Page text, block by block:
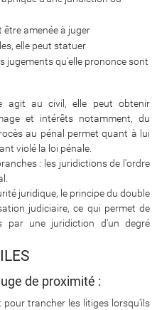
être amenée à juger
elle peut statuer
jugements qu'elle prononce sont
agit au civil, elle peut obtenir
et intérêts notamment, du
au pénal permet quant à lui
violé la loi pénale.
: les juridictions de l'ordre
juridique, le principe du double
judiciaire, ce qui permet de
par une juridiction d'un degré
de proximité :
trancher les litiges lorsqu'ils